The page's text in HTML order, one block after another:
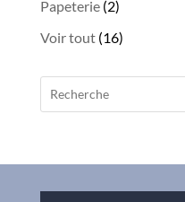
Papeterie 22
produits
Voir tout 1616